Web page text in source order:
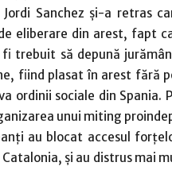
Sanchez şi-a retras
eliberare din arest, fapt
trebuit să depună
fiind plasat în arest fără
ordinii sociale din Spania.
unui miting
au blocat accesul
şi au distrus mai